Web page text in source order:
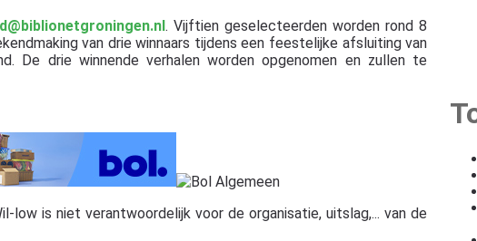
. Vijftien geselecteerden worden rond 8
van drie winnaars tijdens een feestelijke afsluiting van
De drie winnende verhalen worden opgenomen en zullen te
is niet verantwoordelijk voor de organisatie, uitslag,... van de